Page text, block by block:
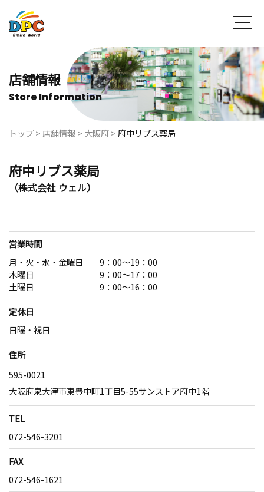
店舗情報
Store Information
トップ> 店舗情報> 大阪府>府中リブス薬局
府中リブス薬局
（株式会社 ウェル）
営業時間
月・火・水・金曜日 9：00～19：00
木曜日 9：00～17：00
土曜日 9：00～16：00
定休日
日曜・祝日
住所
595-0021
大阪府泉大津市東豊中町1丁目5-55サンストア府中1階
TEL
072-546-3201
FAX
072-546-1621